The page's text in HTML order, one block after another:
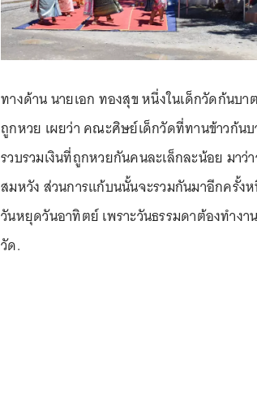
ทางด้าน นายเอก ทองสุข หนึ่งในเด็กวัดก้นบา
ถูกหวย เผยว่า คณะศิษย์เด็กวัดที่ทานข้าวก้น
รวบรวมเงินที่ถูกหวยกันคนละเล็กละน้อย มาว่
สมหวัง ส่วนการแก้บนนั้นจะรวมกันมาอีกครั้ง
วันหยุดวันอาทิตย์ เพราะวันธรรมดาต้องทำง
วัด.